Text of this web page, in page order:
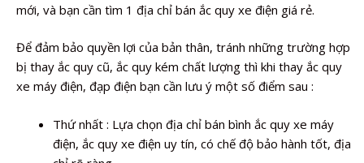
mới, và bạn cần tìm 1 địa chỉ bán ắc quy xe điện giá rẻ.
Để đảm bảo quyền lợi của bản thân, tránh những trường hợp
bị thay ắc quy cũ, ắc quy kém chất lượng thì khi thay ắc quy
xe máy điện, đạp điện bạn cần lưu ý một số điểm sau :
Thứ nhất : Lựa chọn địa chỉ bán bình ắc quy xe máy
điện, ắc quy xe điện uy tín, có chế độ bảo hành tốt, địa